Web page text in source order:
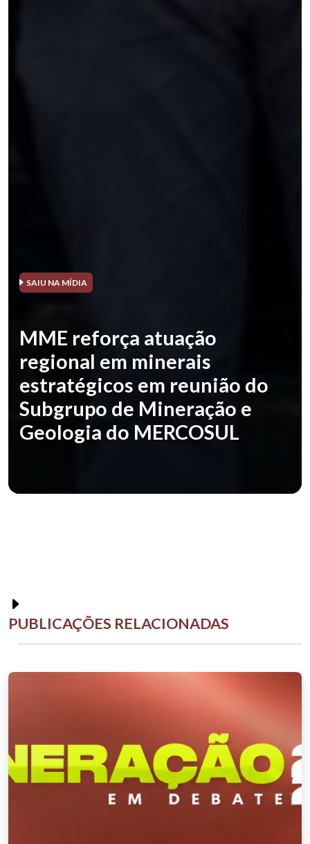
SAIU NA MÍDIA
MME reforça atuação
regional em minerais
estratégicos em reunião do
Subgrupo de Mineração e
Geologia do MERCOSUL
PUBLICAÇÕES RELACIONADAS